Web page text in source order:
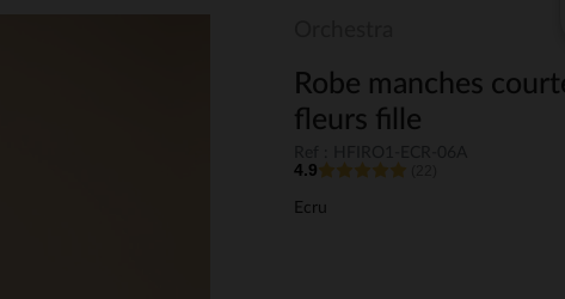
Robe manches
fleurs fille
4.9
Ecru